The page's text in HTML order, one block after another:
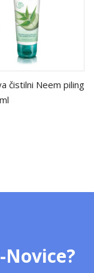
čistilni Neem piling